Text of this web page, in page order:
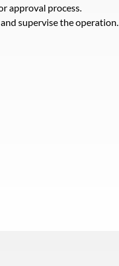
approval process.
supervise the operation.